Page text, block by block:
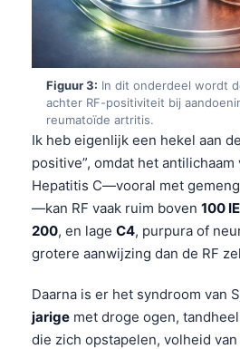
Figuur 3: In dit onderdeel wordt
achter RF-positiviteit bij
reumatoïde artritis.
Ik heb eigenlijk een hekel aan
positive”, omdat het antilichaam
Hepatitis C—vooral met
—kan RF vaak ruim boven 100
200, en lage C4, purpura of
grotere aanwijzing dan de RF
Daarna is er het syndroom van
jarige met droge ogen,
die zich opstapelen, volheid